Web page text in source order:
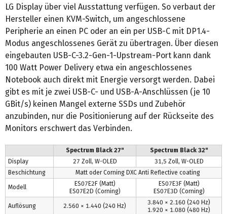
LG Display über viel Ausstattung verfügen. So verbaut der
Hersteller einen KVM-Switch, um angeschlossene
Peripherie an einen PC oder an ein per USB-C mit DP1.4-
Modus angeschlossenes Gerät zu übertragen. Über diesen
eingebauten USB-C-3.2-Gen-1-Upstream-Port kann dank
100 Watt Power Delivery etwa ein angeschlossenes
Notebook auch direkt mit Energie versorgt werden. Dabei
gibt es mit je zwei USB-C- und USB-A-Anschlüssen (je 10
GBit/s) keinen Mangel externe SSDs und Zubehör
anzubinden, nur die Positionierung auf der Rückseite des
Monitors erschwert das Verbinden.
Spectrum Black 27"
Spectrum Black 32"
Display
27 Zoll, W-OLED
31,5 Zoll, W-OLED
Beschichtung
Matt oder Corning DXC Anti Reflective coating
Modell
ES07E2F (Matt)
ES07E2D (Corning)
ES07E3F (Matt)
ES07E3D (Corning)
Auflösung 2.560 × 1.440 (240 Hz)
3.840 × 2.160 (240 Hz)
1.920 × 1.080 (480 Hz)